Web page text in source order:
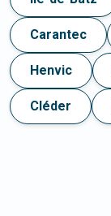
Carantec
Henvic
Cléder